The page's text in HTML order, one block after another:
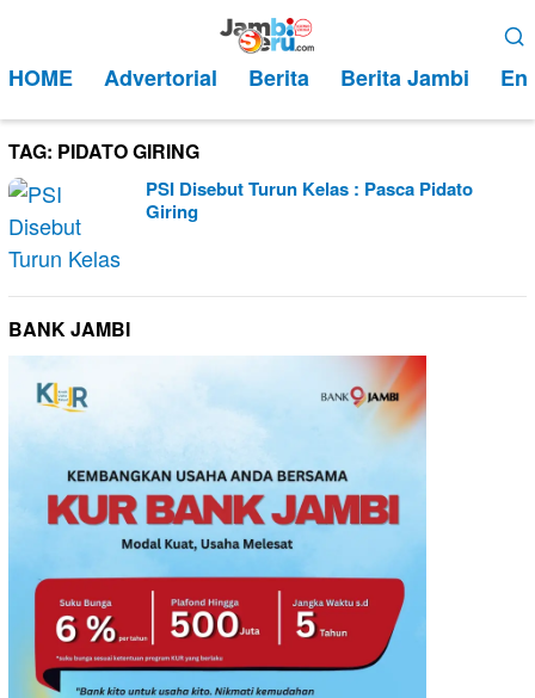
kontenMobile
HOME Advertorial Berita Berita Jambi
TAG: PIDATO GIRING
PSI Disebut Turun Kelas : Pasca Pidato
Giring
BANK JAMBI